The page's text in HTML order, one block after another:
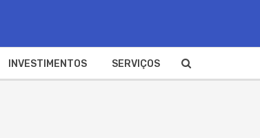
INVESTIMENTOS SERVIÇOS